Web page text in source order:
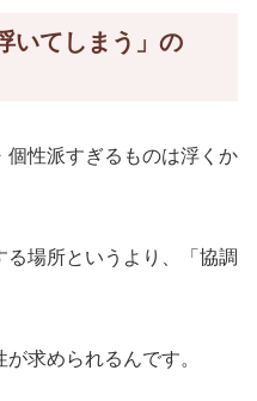
いてしまう」の
性派すぎるものは浮くか
場所というより、「協調
求められるんです。